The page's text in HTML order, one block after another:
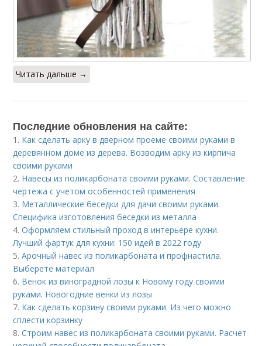
Читать дальше →
Последние обновления на сайте:
1. Как сделать арку в дверном проеме своими руками в
деревянном доме из дерева. Возводим арку из кирпича
своими руками
2. Навесы из поликарбоната своими руками. Составление
чертежа с учетом особенностей применения
3. Металлические беседки для дачи своими руками.
Специфика изготовления беседки из металла
4.Оформляем стильный проход в интерьере кухни.
Лучший фартук для кухни: 150 идей в 2022 году
5.Арочный навес из поликарбоната и профнастила.
Выберете материал
6. Венок из виноградной лозы к Новому году своими
руками. Новогодние венки из лозы
7. Как сделать корзину своими руками. Из чего можно
сплести корзинку
8.Строим навес из поликарбоната своими руками. Расчет